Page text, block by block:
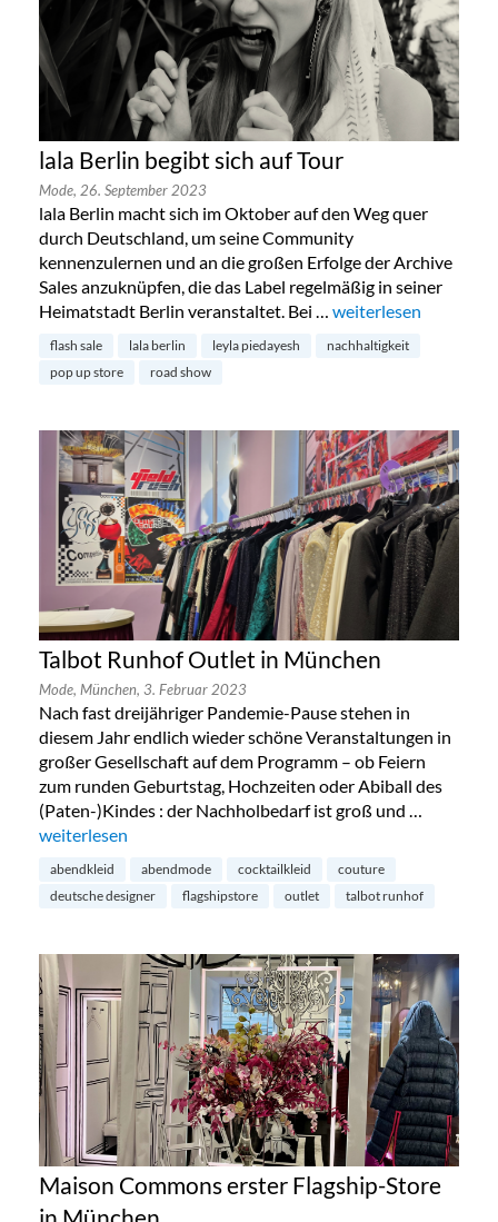
lala Berlin begibt sich auf Tour
Mode, 26. September 2023
lala Berlin macht sich im Oktober auf den Weg quer
durch Deutschland, um seine Community
kennenzulernen und an die großen Erfolge der Archive
Sales anzuknüpfen, die das Label regelmäßig in seiner
Heimatstadt Berlin veranstaltet. Bei … „lala Berlin begibt
weiterlesen
flash sale lala berlin leyla piedayesh
nachhaltigkeit
pop up store
road show
Talbot Runhof Outlet in München
Mode, München, 3. Februar 2023
Nach fast dreijähriger Pandemie-Pause stehen in
diesem Jahr endlich wieder schöne Veranstaltungen in
großer Gesellschaft auf dem Programm – ob Feiern
zum runden Geburtstag, Hochzeiten oder Abiball des
(Paten-)Kindes : der Nachholbedarf ist groß und …
„Talbot Runhof Outlet in München“
weiterlesen
abendkleid abendmode cocktailkleid
couture
deutsche designer
flagshipstore outlet talbot runhof
Maison Commons erster Flagship-Store